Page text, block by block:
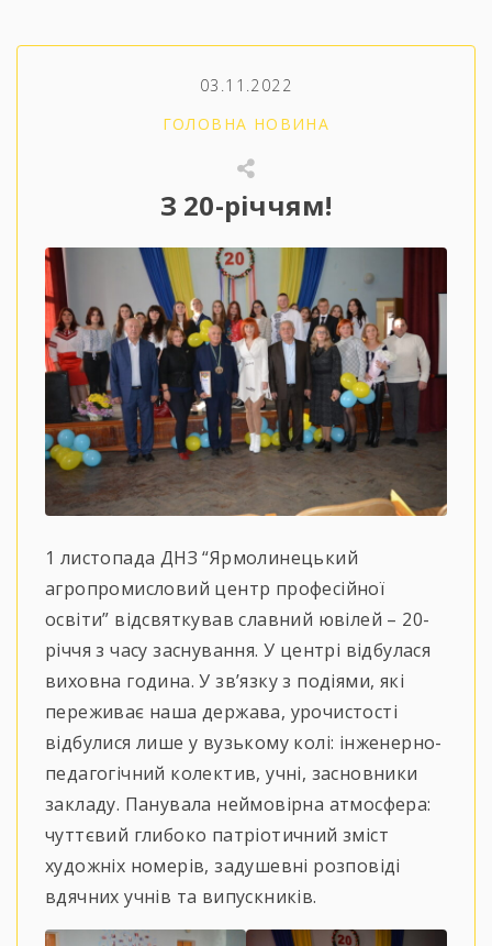
03.11.2022
ГОЛОВНА НОВИНА
З 20-річчям!
1 листопада ДНЗ “Ярмолинецький
агропромисловий центр професійної
освіти” відсвяткував славний ювілей – 20-
річчя з часу заснування. У центрі відбулася
виховна година. У зв’язку з подіями, які
переживає наша держава, урочистості
відбулися лише у вузькому колі: інженерно-
педагогічний колектив, учні, засновники
закладу. Панувала неймовірна атмосфера:
чуттєвий глибоко патріотичний зміст
художніх номерів, задушевні розповіді
вдячних учнів та випускників.